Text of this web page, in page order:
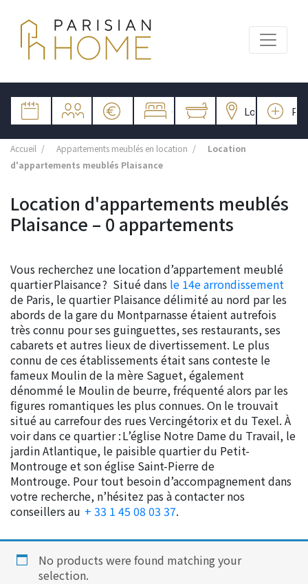
Accueil Appartements meublés en location
Location
d'appartements meublés Plaisance
Location d'appartements meublés
Plaisance – 0 appartements
Vous recherchez une location d’appartement meublé
quartier Plaisance ? Situé dans le 14e arrondissement
de Paris, le quartier Plaisance délimité au nord par les
abords de la gare du Montparnasse étaient autrefois
très connu pour ses guinguettes, ses restaurants, ses
cabarets et autres lieux de divertissement. Le plus
connu de ces établissements était sans conteste le
fameux Moulin de la mère Saguet, également
dénommé le Moulin de beurre, fréquenté alors par les
figures romantiques les plus connues. On le trouvait
situé au carrefour des rues Vercingétorix et du Texel. À
voir dans ce quartier : L’église Notre Dame du Travail, le
jardin Atlantique, le paisible quartier du Petit-
Montrouge et son église Saint-Pierre de
Montrouge. Pour tout besoin d’accompagnement dans
votre recherche, n’hésitez pas à contacter nos
conseillers au + 33 1 45 08 03 37.
No products were found matching your
selection.